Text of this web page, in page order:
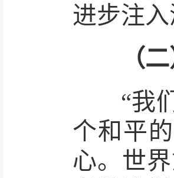
进步注
（二
“我们
个和平
心。世